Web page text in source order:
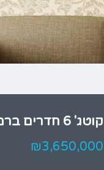
קוטג' 6 חדרים ברמות ב '
₪3,650,000